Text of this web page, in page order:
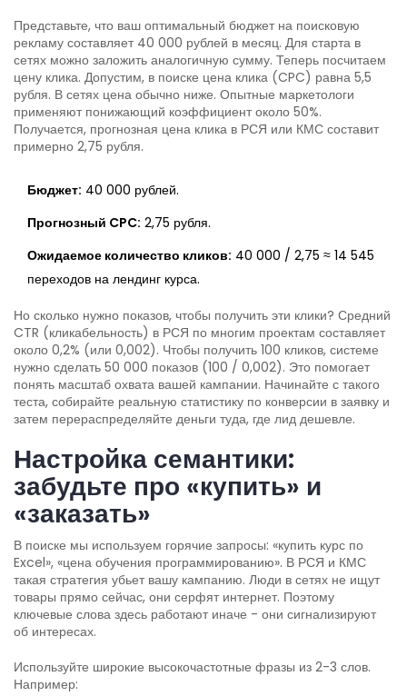
Представьте, что ваш оптимальный бюджет на поисковую
рекламу составляет 40 000 рублей в месяц. Для старта в
сетях можно заложить аналогичную сумму. Теперь посчитаем
цену клика. Допустим, в поиске цена клика (CPC) равна 5,5
рубля. В сетях цена обычно ниже. Опытные маркетологи
применяют понижающий коэффициент около 50%.
Получается, прогнозная цена клика в РСЯ или КМС составит
примерно 2,75 рубля.
Бюджет: 40 000 рублей.
Прогнозный CPC: 2,75 рубля.
Ожидаемое количество кликов: 40 000 / 2,75 ≈ 14 545
переходов на лендинг курса.
Но сколько нужно показов, чтобы получить эти клики? Средний
CTR (кликабельность) в РСЯ по многим проектам составляет
около 0,2% (или 0,002). Чтобы получить 100 кликов, системе
нужно сделать 50 000 показов (100 / 0,002). Это помогает
понять масштаб охвата вашей кампании. Начинайте с такого
теста, собирайте реальную статистику по конверсии в заявку и
затем перераспределяйте деньги туда, где лид дешевле.
Настройка семантики:
забудьте про «купить» и
«заказать»
В поиске мы используем горячие запросы: «купить курс по
Excel», «цена обучения программированию». В РСЯ и КМС
такая стратегия убьет вашу кампанию. Люди в сетях не ищут
товары прямо сейчас, они серфят интернет. Поэтому
ключевые слова здесь работают иначе - они сигнализируют
об интересах.
Используйте широкие высокочастотные фразы из 2-3 слов.
Например: